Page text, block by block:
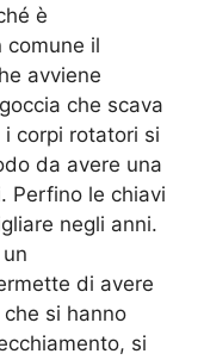
è
comune il
avviene
che scava
corpi rotatori si
da avere una
Perfino le chiavi
negli anni.
di avere
si hanno
si